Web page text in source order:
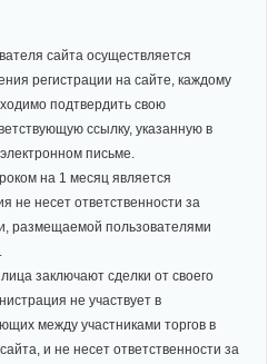
сайта осуществляется
регистрации на сайте, каждому
подтвердить свою
ссылку, указанную в
письме.
на 1 месяц является
не несет ответственности за
размещаемой пользователями
заключают сделки от своего
не участвует в
между участниками торгов в
и не несет ответственности за